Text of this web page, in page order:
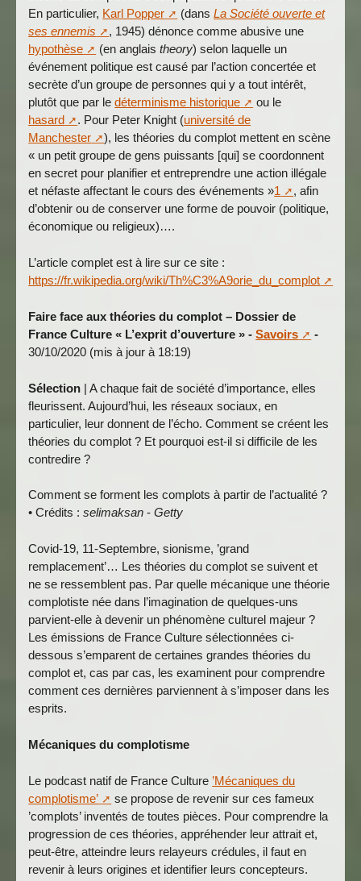
En particulier, Karl Popper (dansLa Société ouverte et
ses ennemis
, 1945) dénonce comme abusive une
hypothèse
(en anglaistheory) selon laquelle un
événement politique est causé par l’action concertée et
secrète d’un groupe de personnes qui y a tout intérêt,
plutôt que par ledéterminisme historique
ou le
hasard
. Pour Peter Knight (université de
Manchester
), les théories du complot mettent en scène
« un petit groupe de gens puissants [qui] se coordonnent
en secret pour planifier et entreprendre une action illégale
et néfaste affectant le cours des événements »1
, afin
d’obtenir ou de conserver une forme de pouvoir (politique,
économique ou religieux)….
L’article complet est à lire sur ce site :
https://fr.wikipedia.org/wiki/Th%C3%A9orie_du_complot
Faire face aux théories du complot – Dossier de
France Culture « L’exprit d’ouverture » -Savoirs
-
30/10/2020 (mis à jour à 18:19)
Sélection | A chaque fait de société d’importance, elles
fleurissent. Aujourd’hui, les réseaux sociaux, en
particulier, leur donnent de l’écho. Comment se créent les
théories du complot ? Et pourquoi est-il si difficile de les
contredire ?
Comment se forment les complots à partir de l’actualité ?
• Crédits :selimaksan -Getty
Covid-19, 11-Septembre, sionisme, ’grand
remplacement’… Les théories du complot se suivent et
ne se ressemblent pas. Par quelle mécanique une théorie
complotiste née dans l’imagination de quelques-uns
parvient-elle à devenir un phénomène culturel majeur ?
Les émissions de France Culture sélectionnées ci-
dessous s’emparent de certaines grandes théories du
complot et, cas par cas, les examinent pour comprendre
comment ces dernières parviennent à s’imposer dans les
esprits.
Mécaniques du complotisme
Le podcast natif de France Culture ’Mécaniques du
complotisme’
se propose de revenir sur ces fameux
’complots’ inventés de toutes pièces. Pour comprendre la
progression de ces théories, appréhender leur attrait et,
peut-être, atteindre leurs relayeurs crédules, il faut en
revenir à leurs origines et identifier leurs concepteurs.